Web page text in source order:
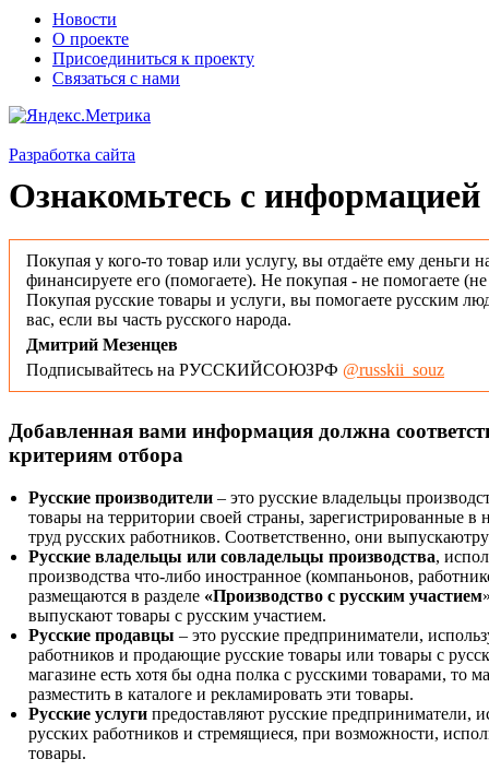
Новости
О проекте
Присоединиться к проекту
Связаться с нами
Разработка сайта
Ознакомьтесь с информацией
Покупая у кого-то товар или услугу, вы отдаёте ему деньги
финансируете его (помогаете). Не покупая - не помогаете
Покупая русские товары и услуги, вы помогаете русским
вас, если вы часть русского народа.
Дмитрий Мезенцев
Подписывайтесь на РУССКИЙСОЮЗРФ @russkii_souz
Добавленная вами информация должна
критериям отбора
Русские производители – это русские владельцы
товары на территории своей страны, зарегистрированные
труд русских работников. Соответственно, они
Русские владельцы или совладельцы производства,
производства что-либо иностранное (компаньонов,
размещаются в разделе «Производство с русским участием
выпускают товары с русским участием.
Русские продавцы – это русские предприниматели,
работников и продающие русские товары или товары с
магазине есть хотя бы одна полка с русскими товарами, то
разместить в каталоге и рекламировать эти товары.
Русские услуги предоставляют русские предприниматели,
русских работников и стремящиеся, при возможности,
товары.